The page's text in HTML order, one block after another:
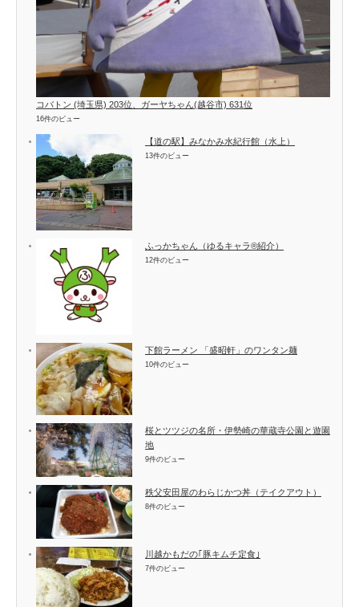
コバトン (埼玉県) 203位、ガーヤちゃん(越谷市) 631位
16件のビュー
【道の駅】みなかみ水紀行館（水上）
13件のビュー
ふっかちゃん（ゆるキャラ®紹介）
12件のビュー
下館ラーメン 「盛昭軒」のワンタン麺
10件のビュー
桜とツツジの名所・伊勢崎の華蔵寺公園と遊園
地
9件のビュー
秩父安田屋のわらじかつ丼（テイクアウト）
8件のビュー
川越かもだの｢豚キムチ定食｣
7件のビュー